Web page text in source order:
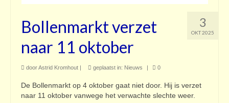
3
OKT 2025
Bollenmarkt verzet
naar 11 oktober
doorAstrid Kromhout | geplaatst in: Nieuws | 0
De Bollenmarkt op 4 oktober gaat niet door. Hij is verzet
naar 11 oktober vanwege het verwachte slechte weer.